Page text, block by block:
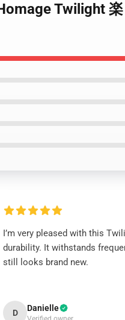
Twilight
I’m very pleased with this
durability. It withstands
still looks brand new.
D Danielle